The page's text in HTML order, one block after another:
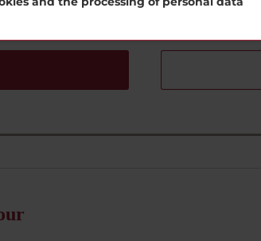
Commencez à préparer dès maintenant !